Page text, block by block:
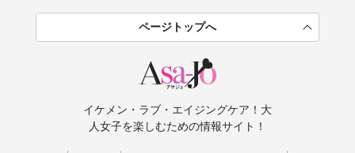
ページトップへ
イケメン・ラブ・エイジングケア！大
人女子を楽しむための情報サイト！